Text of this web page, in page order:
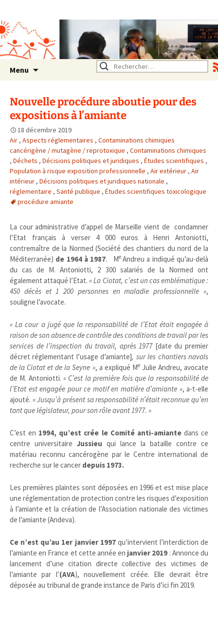
Rhône Alpes
Un environnement sain pour
la santé de tous
Menu Rechercher :
Nouvelle procédure aboutie pour des
expositions à l’amiante
18 décembre 2019
Air , Aspects réglementaires , Contaminations chimiques
cancérigène / mutagène / reprotoxique , Contaminations chimiques
, Déchets , Décisions politiques et juridiques , Études scientifiques ,
Population à risque exposition professionnelle , Air extérieur , Air
intérieur , Décisions politiques et juridiques nationale ,
réglementaire , Santé publique , Études scientifiques toxicologique
procédure amiante
La cour administrative d’appel de Marseille vient de condamner
l’Etat français à verser 4 000 euros à Henri Antoniotti,
contremaître de la Normed (Société des chantiers du nord de la
Méditerranée) de 1964 à 1987. Me Andreu a indiqué qu’au-delà
du cas de M. Antoniotti, 2 300 salariés de la Normed ont
également attaqué l’Etat.« La Ciotat, c’est un cas emblématique :
450 décès et 1 200 personnes en maladie professionnelle »,
souligne l’avocate.
« La cour a jugé que la responsabilité de l’Etat était engagée à
raison de son absence de contrôle des conditions de travail par les
services de l’inspection du travail, après 1977[date du premier
décret réglementant l’usage d’amiante], sur les chantiers navals
de la Ciotat et de la Seyne », a expliqué MeJulie Andreu, avocate
de M. Antoniotti.« C’est la première fois que la responsabilité de
l’Etat est engagée pour ce motif en matière d’amiante », a-t-elle
ajouté. « Jusqu’à présent sa responsabilité n’était reconnue qu’en
tant que législateur, pour son rôle avant 1977. »
C’est en 1994, qu’est crée le Comité anti-amiantedans ce
centre universitaire Jussieu qui lance la bataille contre ce
matériau reconnu cancérogène par le Centre international de
recherche sur le cancer depuis 1973.
Les premières plaintes sont déposées en 1996 et est mise place
une réglementation de protection contre les risques d’exposition
à l’amiante et la création de l’Association nationale des victimes
de l’amiante (Andeva).
Ce n’est qu’au 1er janvier 1997qu’intervient l’interdiction de
l’amiante en France et cette année en janvier 2019 : Annonce du
lancement d’une citation directe collective des victimes de
l’amiante par l’(AVA), nouvellement créée. Elle devrait être
déposée au tribunal de grande instance de Paris d’ici fin 2019.